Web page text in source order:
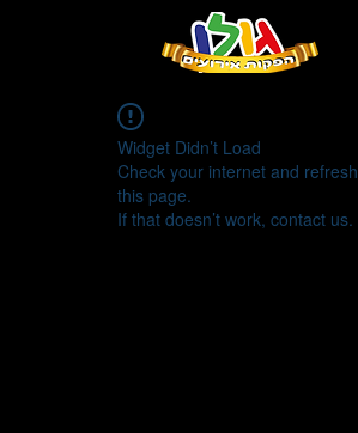
Widget Didn’t Load
Check your internet and refresh
this page.
If that doesn’t work, contact us.